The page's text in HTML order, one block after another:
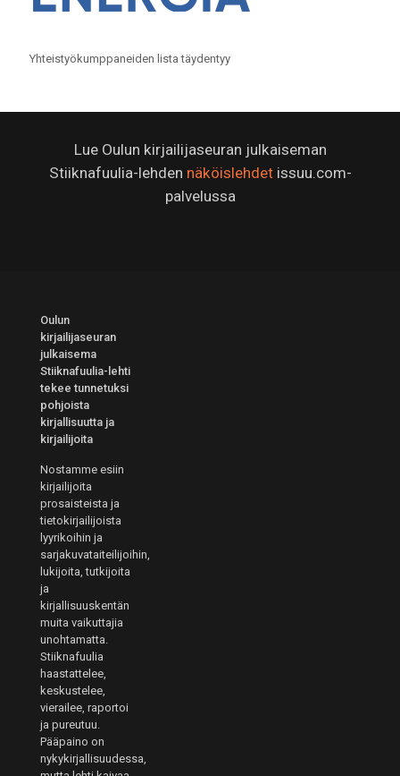
Yhteistyökumppaneiden lista täydentyy
Lue Oulun kirjailijaseuran julkaiseman
Stiiknafuulia-lehden näköislehdetissuu.com-
palvelussa
Oulun
kirjailijaseuran
julkaisema
Stiiknafuulia-lehti
tekee tunnetuksi
pohjoista
kirjallisuutta ja
kirjailijoita
Nostamme esiin
kirjailijoita
prosaisteista ja
tietokirjailijoista
lyyrikoihin ja
sarjakuvataiteilijoihin,
lukijoita, tutkijoita
ja
kirjallisuuskentän
muita vaikuttajia
unohtamatta.
Stiiknafuulia
haastattelee,
keskustelee,
vierailee, raportoi
ja pureutuu.
Pääpaino on
nykykirjallisuudessa,